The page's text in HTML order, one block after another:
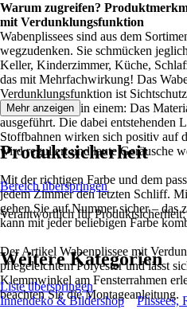
Warum zugreifen?
mit Verdunklungsfunktion
Wabenplissees sind aus dem
wegzudenken. Sie schmücken
Keller, Kinderzimmer, Küche,
das mit Mehrfachwirkung! Das
Verdunklungsfunktion ist
Rollladenersatz in einem: Das
ausgeführt. Die dabei entstehenden
Stoffbahnen wirken sich positiv auf
wird reguliert und laute Geräusche
Mit der richtigen Farbe und dem
jedem Zimmer den letzten Schliff.
gehen Sie auf Nummer sicher – das
kann mit jeder beliebigen Farbe
Der Artikel Wabenplissee mit
pflegeleichtem Polyester und lässt
Klemmwinkel am Fensterrahmen
beachten Sie die Montageanleitung.
Mehr anzeigen
Produktsicherheit
Bereich überspringen
Verantwortlich für
Weitere Kategorien
Liste überspringen
Innendeko & Bildershop
Plissees,